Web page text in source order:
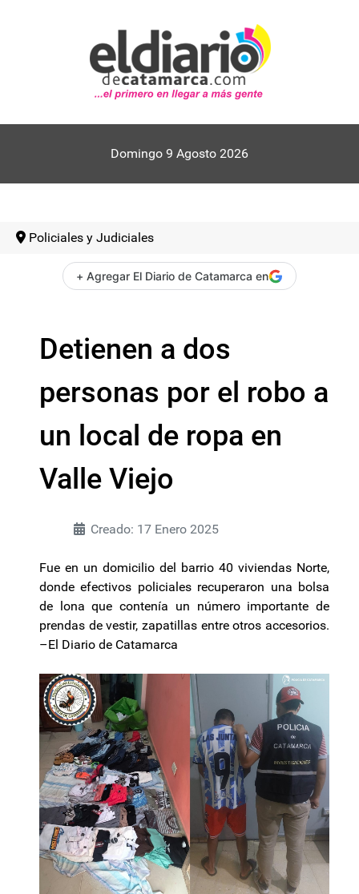
Domingo 9 Agosto 2026
Policiales y Judiciales
+ Agregar El Diario de Catamarca en
Detienen a dos
personas por el robo a
un local de ropa en
Valle Viejo
Creado: 17 Enero 2025
Fue en un domicilio del barrio 40 viviendas Norte,
donde efectivos policiales recuperaron una bolsa
de lona que contenía un número importante de
prendas de vestir, zapatillas entre otros accesorios.
–El Diario de Catamarca